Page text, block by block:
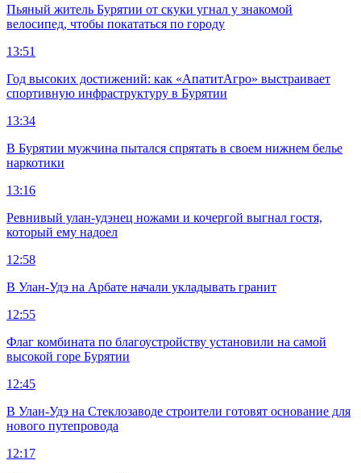
Пьяный житель Бурятии от скуки угнал у знакомой
велосипед, чтобы покататься по городу
13:51
Год высоких достижений: как «АпатитАгро» выстраивает
спортивную инфраструктуру в Бурятии
13:34
В Бурятии мужчина пытался спрятать в своем нижнем белье
наркотики
13:16
Ревнивый улан-удэнец ножами и кочергой выгнал гостя,
который ему надоел
12:58
В Улан-Удэ на Арбате начали укладывать гранит
12:55
Флаг комбината по благоустройству установили на самой
высокой горе Бурятии
12:45
В Улан-Удэ на Стеклозаводе строители готовят основание для
нового путепровода
12:17